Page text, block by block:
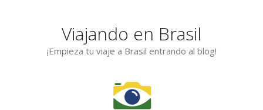
Viajando en Brasil
¡Empieza tu viaje a Brasil entrando al blog!